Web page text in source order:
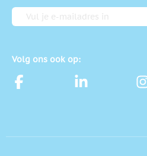
E-mailadres
Volg ons ook op: